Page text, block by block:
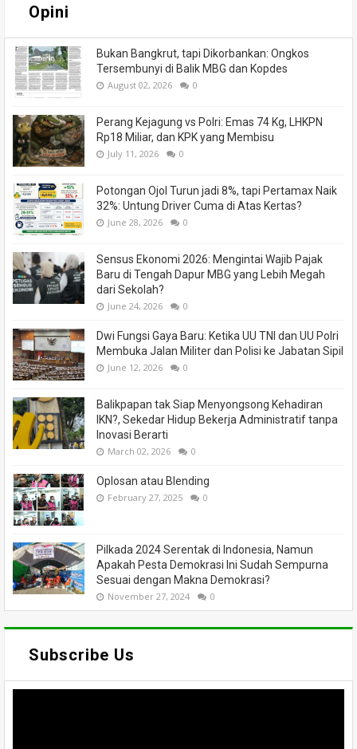
Opini
Bukan Bangkrut, tapi Dikorbankan: Ongkos
Tersembunyi di Balik MBG dan Kopdes
August 02, 2026 0
Perang Kejagung vs Polri: Emas 74 Kg, LHKPN
Rp18 Miliar, dan KPK yang Membisu
July 11, 2026 0
Potongan Ojol Turun jadi 8%, tapi Pertamax Naik
32%: Untung Driver Cuma di Atas Kertas?
June 28, 2026 0
Sensus Ekonomi 2026: Mengintai Wajib Pajak
Baru di Tengah Dapur MBG yang Lebih Megah
dari Sekolah?
June 24, 2026 0
Dwi Fungsi Gaya Baru: Ketika UU TNI dan UU Polri
Membuka Jalan Militer dan Polisi ke Jabatan Sipil
June 12, 2026 0
Balikpapan tak Siap Menyongsong Kehadiran
IKN?, Sekedar Hidup Bekerja Administratif tanpa
Inovasi Berarti
March 02, 2026 0
Oplosan atau Blending
February 27, 2025 0
Pilkada 2024 Serentak di Indonesia, Namun
Apakah Pesta Demokrasi Ini Sudah Sempurna
Sesuai dengan Makna Demokrasi?
November 27, 2024 0
Subscribe Us